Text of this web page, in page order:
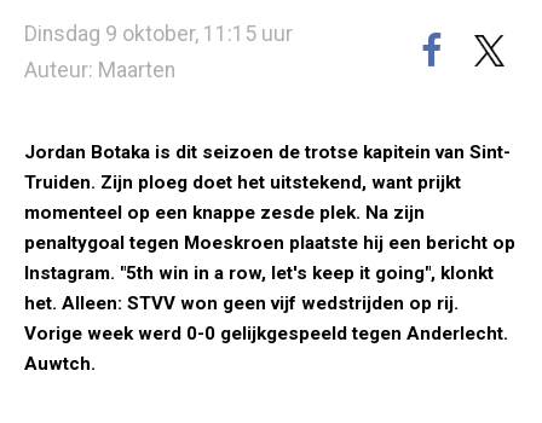
Dinsdag 9 oktober, 11:15 uur
Auteur: Maarten
Jordan Botaka is dit seizoen de trotse kapitein van Sint-
Truiden. Zijn ploeg doet het uitstekend, want prijkt
momenteel op een knappe zesde plek. Na zijn
penaltygoal tegen Moeskroen plaatste hij een bericht op
Instagram. "5th win in a row, let's keep it going", klonkt
het. Alleen: STVV won geen vijf wedstrijden op rij.
Vorige week werd 0-0 gelijkgespeeld tegen Anderlecht.
Auwtch.